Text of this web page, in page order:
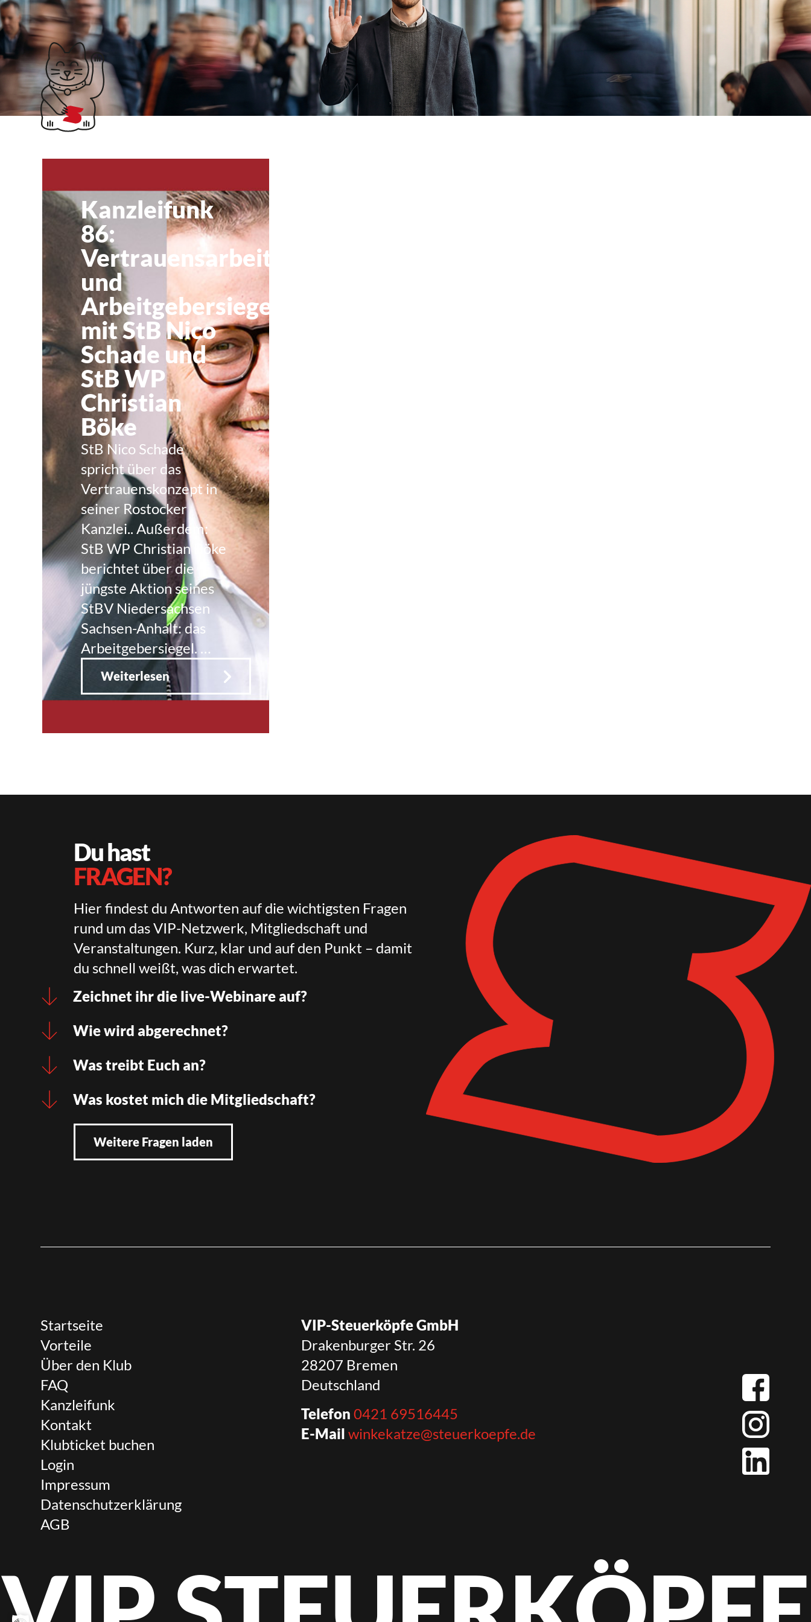
Steuerbord Rostock
Kanzleifunk
86:
Vertrauensarbeitszeit
und
Arbeitgebersiegel
mit StB Nico
Schade und
StB WP
Christian
Böke
StB Nico Schade
spricht über das
Vertrauenskonzept in
seiner Rostocker
Kanzlei.. Außerdem:
StB WP Christian Böke
berichtet über die
jüngste Aktion seines
StBV Niedersachsen
Sachsen-Anhalt: das
Arbeitgebersiegel. …
Weiterlesen
Du hast
FRAGEN?
Hier findest du Antworten auf die wichtigsten Fragen
rund um das VIP-Netzwerk, Mitgliedschaft und
Veranstaltungen. Kurz, klar und auf den Punkt – damit
du schnell weißt, was dich erwartet.
Zeichnet ihr die live-Webinare auf?
Wie wird abgerechnet?
Was treibt Euch an?
Was kostet mich die Mitgliedschaft?
Weitere Fragen laden
Startseite
Vorteile
Über den Klub
FAQ
Kanzleifunk
Kontakt
Klubticket buchen
Login
Impressum
Datenschutzerklärung
AGB
VIP-Steuerköpfe GmbH
Drakenburger Str. 26
28207 Bremen
Deutschland
Telefon 0421 69516445
E-Mail winkekatze@steuerkoepfe.de